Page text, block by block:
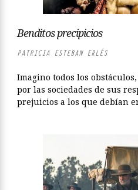
Benditos precipicios
PATRICIA ESTEBAN ERLÉS
Imagino todos los
por las sociedades de sus
prejuicios a los que debían